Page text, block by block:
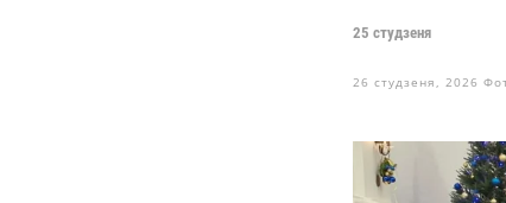
25 студзеня
26 студзеня, 2026